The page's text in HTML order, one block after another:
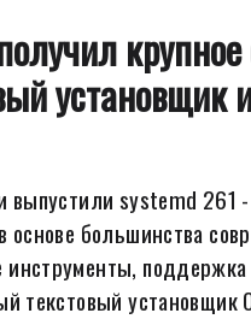
установщик
выпустили systemd
большинства
текстовый установщик